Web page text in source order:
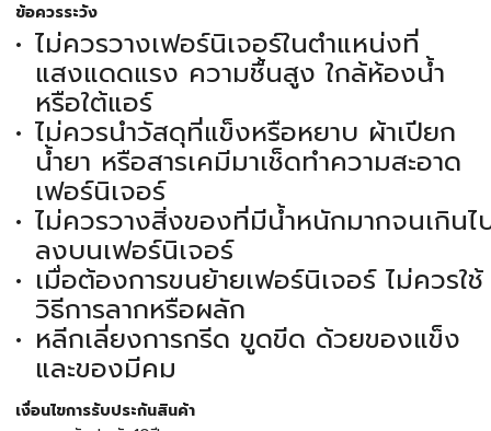
ข้อควรระวัง
ไม่ควรวางเฟอร์นิเจอร์ในตำแหน่งที่
แสงแดดแรง ความชื้นสูง ใกล้ห้องน้ำ
หรือใต้แอร์
ไม่ควรนำวัสดุที่แข็งหรือหยาบ ผ้าเปียก
น้ำยา หรือสารเคมีมาเช็ดทำความสะอาด
เฟอร์นิเจอร์
ไม่ควรวางสิ่งของที่มีน้ำหนักมากจนเกินไ
ลงบนเฟอร์นิเจอร์
เมื่อต้องการขนย้ายเฟอร์นิเจอร์ ไม่ควรใช้
วิธีการลากหรือผลัก
หลีกเลี่ยงการกรีด ขูดขีด ด้วยของแข็ง
และของมีคม
เงื่อนไขการรับประกันสินค้า